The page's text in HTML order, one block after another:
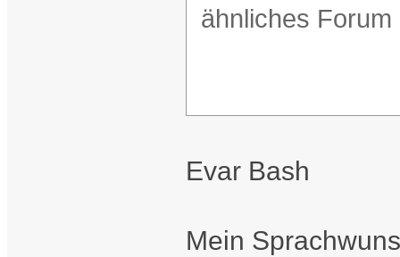
ähnliches Forum
Evar Bash
Mein